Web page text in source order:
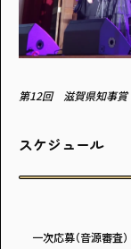
第12回 滋賀県知事
スケジュール
一次応募（音源審査）